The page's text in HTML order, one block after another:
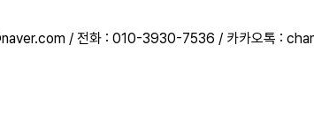
/ 전화 : 010-3930-7536 / 카카오톡 :